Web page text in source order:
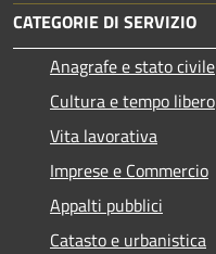
CATEGORIE DI SERVIZIO
Anagrafe e stato civile
Cultura e tempo libero
Vita lavorativa
Imprese e Commercio
Appalti pubblici
Catasto e urbanistica